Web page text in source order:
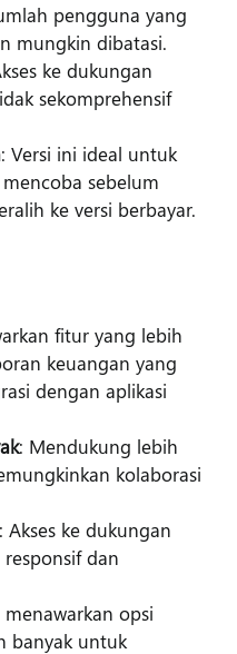
pengguna yang
mungkin dibatasi.
ke dukungan
sekomprehensif
: Versi ini ideal untuk
sebelum
ke versi berbayar.
fitur yang lebih
keuangan yang
dengan aplikasi
: Mendukung lebih
kolaborasi
: Akses ke dukungan
dan
opsi
banyak untuk